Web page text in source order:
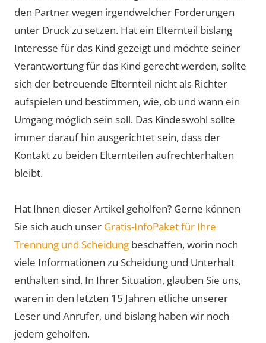
den Partner wegen irgendwelcher Forderungen
unter Druck zu setzen. Hat ein Elternteil bislang
Interesse für das Kind gezeigt und möchte seiner
Verantwortung für das Kind gerecht werden, sollte
sich der betreuende Elternteil nicht als Richter
aufspielen und bestimmen, wie, ob und wann ein
Umgang möglich sein soll. Das Kindeswohl sollte
immer darauf hin ausgerichtet sein, dass der
Kontakt zu beiden Elternteilen aufrechterhalten
bleibt.
Hat Ihnen dieser Artikel geholfen? Gerne können
Sie sich auch unser Gratis-InfoPaket für Ihre
Trennung und Scheidung beschaffen, worin noch
viele Informationen zu Scheidung und Unterhalt
enthalten sind. In Ihrer Situation, glauben Sie uns,
waren in den letzten 15 Jahren etliche unserer
Leser und Anrufer, und bislang haben wir noch
jedem geholfen.